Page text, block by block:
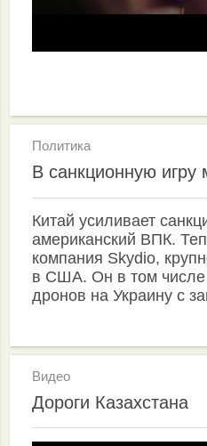
Политика
В санкционную игру
Китай усиливает
американский ВПК.
компания Skydio,
в США. Он в том числе
дронов на Украину с
Видео
Дороги Казахстана